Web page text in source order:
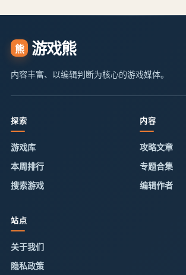
熊 游戏熊
内容丰富、以编辑判断为核心的游戏媒体。
探索
游戏库
本周排行
搜索游戏
内容
攻略文章
专题合集
编辑作者
站点
关于我们
隐私政策